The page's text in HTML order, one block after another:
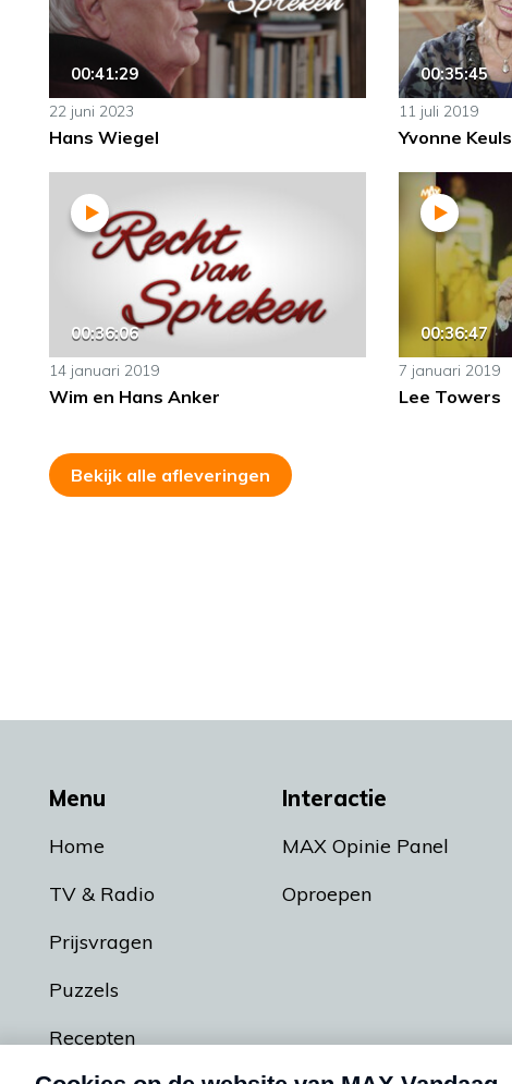
00:41:29
22 juni 2023
Hans Wiegel
00:35:45
11 juli 2019
Yvonne Keuls
00:36:06
14 januari 2019
Wim en Hans Anker
00:36:47
7 januari 2019
Lee Towers
Bekijk alle afleveringen
Menu
Home
TV & Radio
Prijsvragen
Puzzels
Recepten
Interactie
MAX Opinie Panel
Oproepen